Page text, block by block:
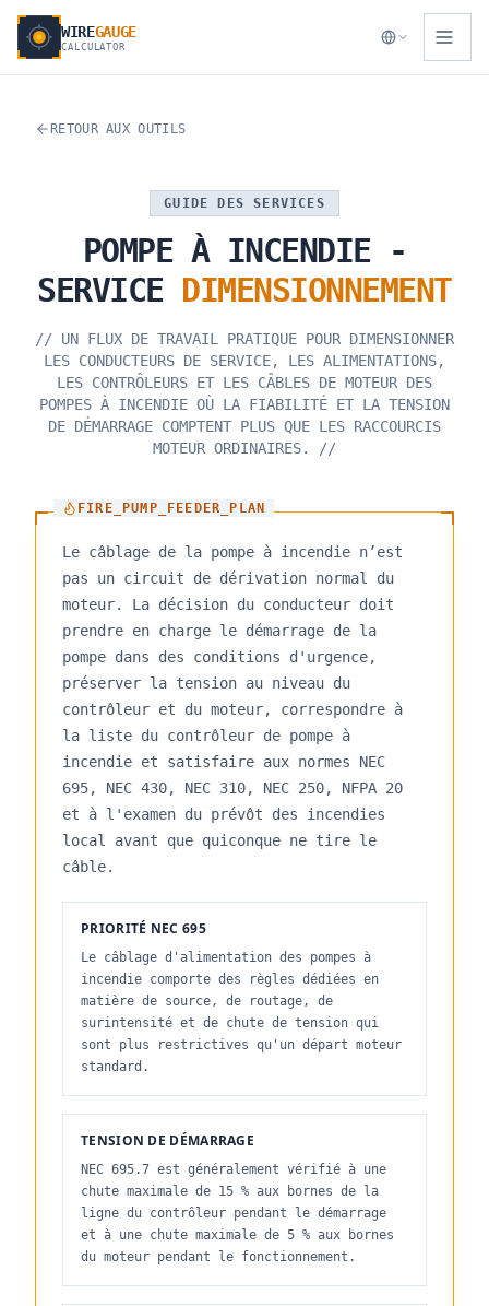
WIREGAUGE
CALCULATOR
RETOUR AUX OUTILS
GUIDE DES SERVICES
POMPE À INCENDIE -
SERVICE DIMENSIONNEMENT
// UN FLUX DE TRAVAIL PRATIQUE POUR DIMENSIONNER
LES CONDUCTEURS DE SERVICE, LES ALIMENTATIONS,
LES CONTRÔLEURS ET LES CÂBLES DE MOTEUR DES
POMPES À INCENDIE OÙ LA FIABILITÉ ET LA TENSION
DE DÉMARRAGE COMPTENT PLUS QUE LES RACCOURCIS
MOTEUR ORDINAIRES.
//
FIRE_PUMP_FEEDER_PLAN
Le câblage de la pompe à incendie n’est
pas un circuit de dérivation normal du
moteur. La décision du conducteur doit
prendre en charge le démarrage de la
pompe dans des conditions d'urgence,
préserver la tension au niveau du
contrôleur et du moteur, correspondre à
la liste du contrôleur de pompe à
incendie et satisfaire aux normes NEC
695, NEC 430, NEC 310, NEC 250, NFPA 20
et à l'examen du prévôt des incendies
local avant que quiconque ne tire le
câble.
PRIORITÉ NEC 695
Le câblage d'alimentation des pompes à
incendie comporte des règles dédiées en
matière de source, de routage, de
surintensité et de chute de tension qui
sont plus restrictives qu'un départ moteur
standard.
TENSION DE DÉMARRAGE
NEC 695.7 est généralement vérifié à une
chute maximale de 15 % aux bornes de la
ligne du contrôleur pendant le démarrage
et à une chute maximale de 5 % aux bornes
du moteur pendant le fonctionnement.